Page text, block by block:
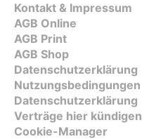
Kontakt & Impressum
AGB Online
AGB Print
AGB Shop
Datenschutzerklärung
Nutzungsbedingungen
Datenschutzerklärung
Verträge hier kündigen
Cookie-Manager